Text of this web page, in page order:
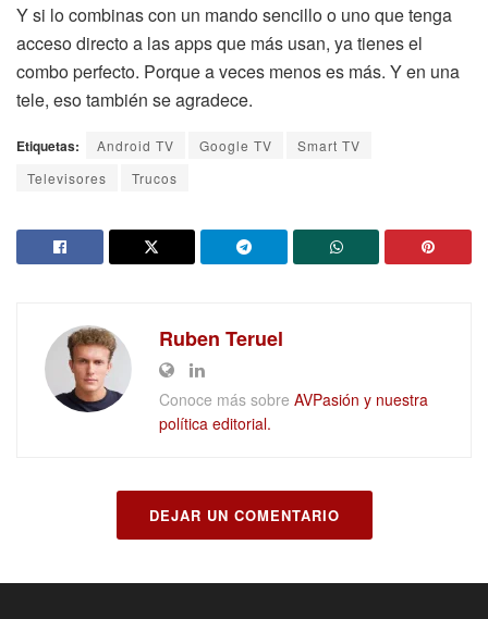
Y si lo combinas con un mando sencillo o uno que tenga
acceso directo a las apps que más usan, ya tienes el
combo perfecto. Porque a veces menos es más. Y en una
tele, eso también se agradece.
Etiquetas: Android TV Google TV
Smart TV
Televisores
Trucos
Ruben Teruel
Conoce más sobre AVPasión y nuestra
política editorial.
DEJAR UN COMENTARIO